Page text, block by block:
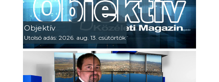
Objektív
Utolsó adás: 2026. aug. 13. csütörtök